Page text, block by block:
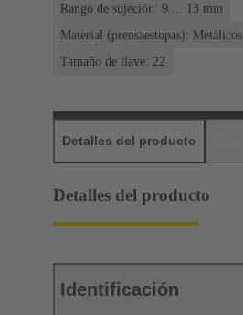
Rango de sujeción: 9 ... 13 mm
Material (prensaestopas): Metálicos
Tamaño de llave: 22
Detalles del producto
Detalles del producto
Identificación